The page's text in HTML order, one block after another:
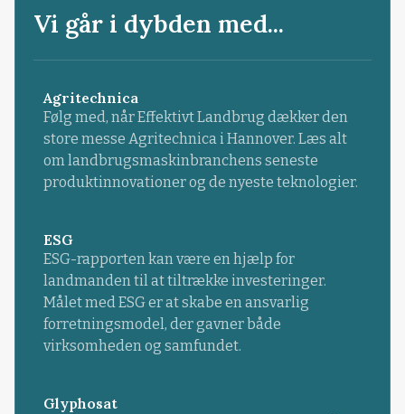
Vi går i dybden med...
Agritechnica
Følg med, når Effektivt Landbrug dækker den
store messe Agritechnica i Hannover. Læs alt
om landbrugsmaskinbranchens seneste
produktinnovationer og de nyeste teknologier.
ESG
ESG-rapporten kan være en hjælp for
landmanden til at tiltrække investeringer.
Målet med ESG er at skabe en ansvarlig
forretningsmodel, der gavner både
virksomheden og samfundet.
Glyphosat